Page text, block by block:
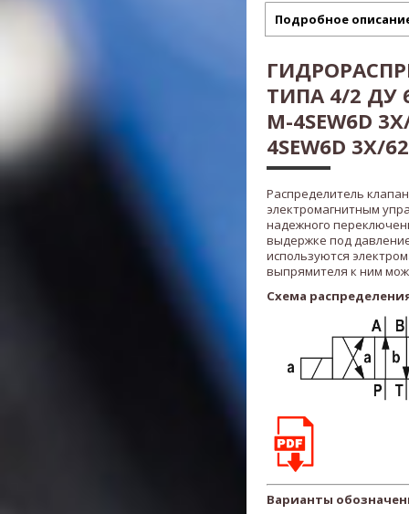
Подробное
ТИПА 4/2 ДУ
M-4SEW6D
4SEW6D 3X/
Распределитель
электромагнитным
надежного
выдержке под
используются
выпрямителя к ним
Схема
Варианты